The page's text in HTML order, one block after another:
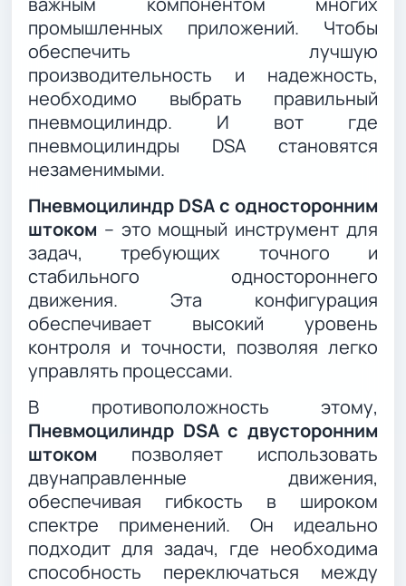
промышленных приложений. Чтобы
обеспечить лучшую
производительность и надежность,
необходимо выбрать правильный
пневмоцилиндр. И вот где
пневмоцилиндры DSA становятся
незаменимыми.
Пневмоцилиндр DSA с односторонним
штоком – это мощный инструмент для
задач, требующих точного и
стабильного одностороннего
движения. Эта конфигурация
обеспечивает высокий уровень
контроля и точности, позволяя легко
управлять процессами.
В противоположность этому,
Пневмоцилиндр DSA с двусторонним
штоком позволяет использовать
двунаправленные движения,
обеспечивая гибкость в широком
спектре применений. Он идеально
подходит для задач, где необходима
способность переключаться между